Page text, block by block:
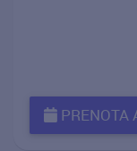
PRENOTA